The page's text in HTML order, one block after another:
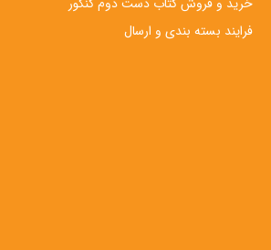
فرایند بسته بندی و ارسال